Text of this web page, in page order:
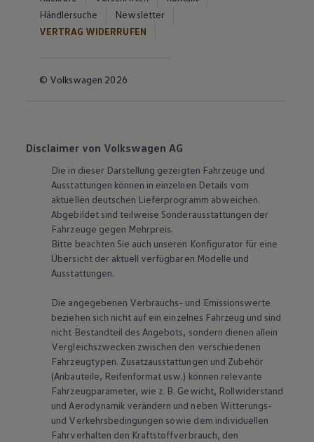
Händlersuche
Newsletter
VERTRAG WIDERRUFEN
© Volkswagen 2026
Disclaimer von Volkswagen AG
Die in dieser Darstellung gezeigten Fahrzeuge und
Ausstattungen können in einzelnen Details vom
aktuellen deutschen Lieferprogramm abweichen.
Abgebildet sind teilweise Sonderausstattungen der
Fahrzeuge gegen Mehrpreis.
Bitte beachten Sie auch unseren Konfigurator für eine
Übersicht der aktuell verfügbaren Modelle und
Ausstattungen.
Die angegebenen Verbrauchs- und Emissionswerte
beziehen sich nicht auf ein einzelnes Fahrzeug und sind
nicht Bestandteil des Angebots, sondern dienen allein
Vergleichszwecken zwischen den verschiedenen
Fahrzeugtypen. Zusatzausstattungen und Zubehör
(Anbauteile, Reifenformat usw.) können relevante
Fahrzeugparameter, wie z. B. Gewicht, Rollwiderstand
und Aerodynamik verändern und neben Witterungs-
und Verkehrsbedingungen sowie dem individuellen
Fahrverhalten den Kraftstoffverbrauch, den